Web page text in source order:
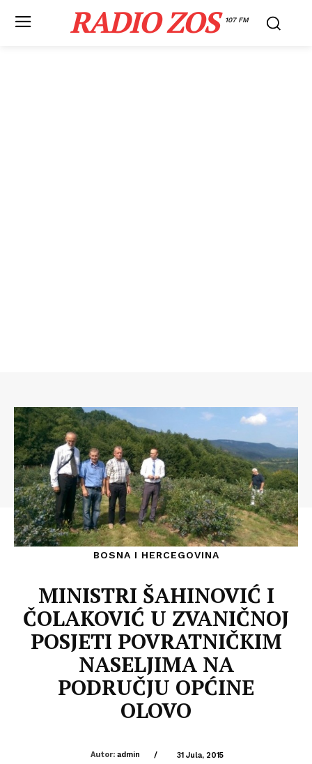
RADIO ZOS 107 FM
BOSNA I HERCEGOVINA
MINISTRI ŠAHINOVIĆ I
ČOLAKOVIĆ U ZVANIČNOJ
POSJETI POVRATNIČKIM
NASELJIMA NA
PODRUČJU OPĆINE
OLOVO
Autor: admin / 31 Jula, 2015